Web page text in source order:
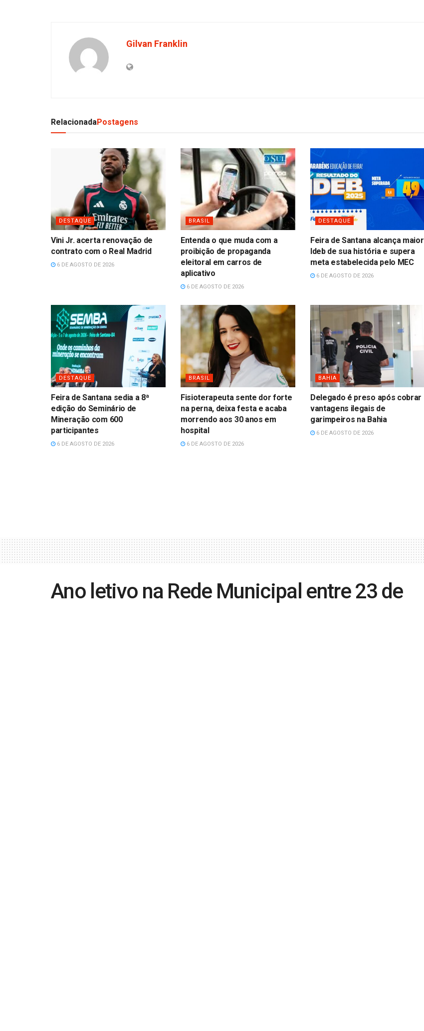
Gilvan Franklin
RelacionadaPostagens
DESTAQUE
Vini Jr. acerta renovação de
contrato com o Real Madrid
6 DE AGOSTO DE 2026
BRASIL
Entenda o que muda com a
proibição de propaganda
eleitoral em carros de
aplicativo
6 DE AGOSTO DE 2026
DESTAQUE
Feira de Santana alcança maior
Ideb de sua história e supera
meta estabelecida pelo MEC
6 DE AGOSTO DE 2026
DESTAQUE
Feira de Santana sedia a 8ª
edição do Seminário de
Mineração com 600
participantes
6 DE AGOSTO DE 2026
BRASIL
Fisioterapeuta sente dor forte
na perna, deixa festa e acaba
morrendo aos 30 anos em
hospital
6 DE AGOSTO DE 2026
BAHIA
Delegado é preso após cobrar
vantagens ilegais de
garimpeiros na Bahia
6 DE AGOSTO DE 2026
Ano letivo na Rede Municipal entre 23 de